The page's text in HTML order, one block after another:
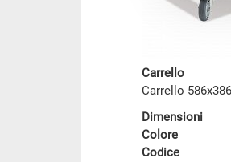
Carrello
Carrello
Dimensioni
Colore
Codice